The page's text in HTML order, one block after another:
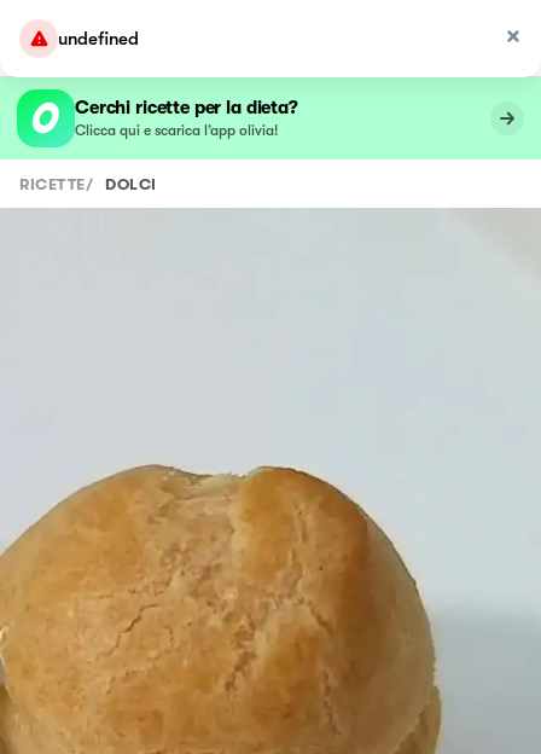
undefined
Cerchi ricette per la dieta?
Clicca qui e scarica l’app olivia!
RICETTE/ DOLCI